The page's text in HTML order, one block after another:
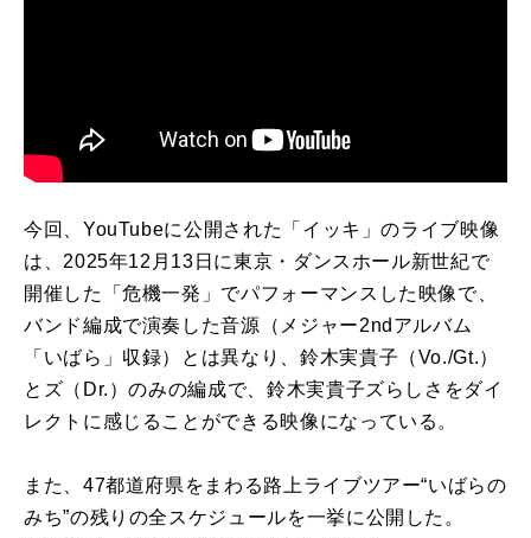
今回、YouTubeに公開 された「 イッキ 」のライブ映像
は、 2025年12月13日 に東京・ ダンス ホール新世紀で
開催した「危機一発」でパフォーマンスした 映像で、
バンド編成で演奏した音源（メジャー2ndアルバム
「いばら」 収録）とは異なり、 鈴木実貴子 （Vo./Gt.）
と ズ （Dr.）のみの編成で、 鈴木実貴子ズらしさ をダイ
レクト に感じることができる映像になっている。
また、 47都道府県 を まわる路上 ライブツアー“いばらの
みち”の残り の全 スケジュールを一挙に公開 した。